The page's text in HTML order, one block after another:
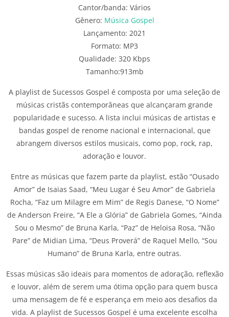
Cantor/banda: Vários
Gênero: Música Gospel
Lançamento: 2021
Formato: MP3
Qualidade: 320 Kbps
Tamanho:913mb
A playlist de Sucessos Gospel é composta por uma seleção de
músicas cristãs contemporâneas que alcançaram grande
popularidade e sucesso. A lista inclui músicas de artistas e
bandas gospel de renome nacional e internacional, que
abrangem diversos estilos musicais, como pop, rock, rap,
adoração e louvor.
Entre as músicas que fazem parte da playlist, estão “Ousado
Amor” de Isaias Saad, “Meu Lugar é Seu Amor” de Gabriela
Rocha, “Faz um Milagre em Mim” de Regis Danese, “O Nome”
de Anderson Freire, “A Ele a Glória” de Gabriela Gomes, “Ainda
Sou o Mesmo” de Bruna Karla, “Paz” de Heloisa Rosa, “Não
Pare” de Midian Lima, “Deus Proverá” de Raquel Mello, “Sou
Humano” de Bruna Karla, entre outras.
Essas músicas são ideais para momentos de adoração, reflexão
e louvor, além de serem uma ótima opção para quem busca
uma mensagem de fé e esperança em meio aos desafios da
vida. A playlist de Sucessos Gospel é uma excelente escolha